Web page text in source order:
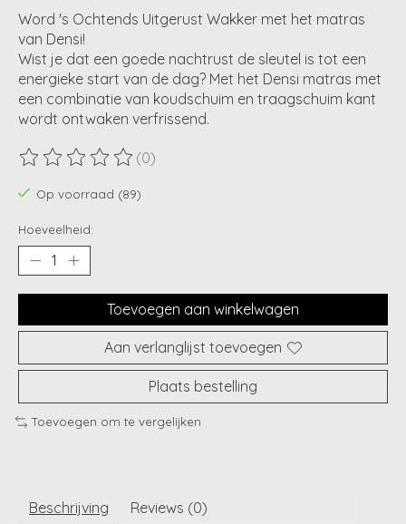
Word 's Ochtends Uitgerust Wakker met het matras
van Densi!
Wist je dat een goede nachtrust de sleutel is tot een
energieke start van de dag? Met het Densi matras met
een combinatie van koudschuim en traagschuim kant
wordt ontwaken verfrissend.
De beoordeling van dit product is
(0)
Op voorraad (89)
Hoeveelheid:
Toevoegen aan winkelwagen
Aan verlanglijst toevoegen
Plaats bestelling
Toevoegen om te vergelijken
Beschrijving Reviews (0)